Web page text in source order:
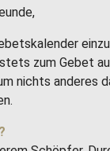
zum Gebet
nichts anderes